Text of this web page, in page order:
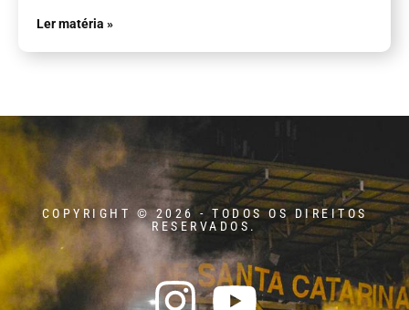
Ler matéria »
COPYRIGHT © 2026 - TODOS OS DIREITOS
RESERVADOS.